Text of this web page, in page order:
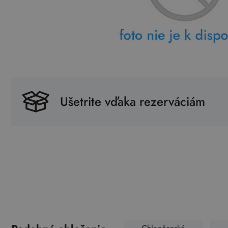
Ušetrite vďaka rezerváciám